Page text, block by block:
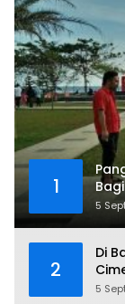
1
5
2
Di
5